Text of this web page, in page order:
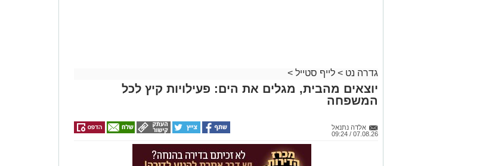
גדרה נט > לייף סטייל >
יוצאים מהבית, מגלים את הים: פעילויות קיץ לכל
המשפחה
אלדה נתנאל
07.08.26 / 09:24